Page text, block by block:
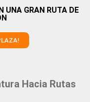
UNA GRAN RUTA DE
Hacia Rutas